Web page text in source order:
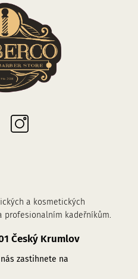
a kosmetických
profesionalním kadeřníkům.
Český Krumlov
zastihnete na